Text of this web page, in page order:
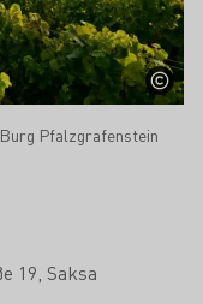
Pfalzgrafenstein
19 Saksa